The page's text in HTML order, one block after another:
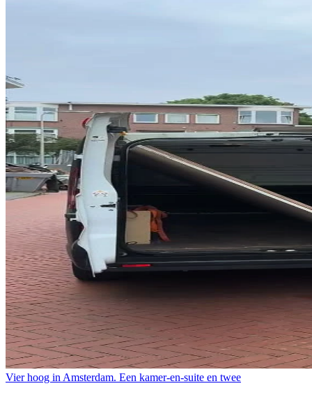
Vier hoog in Amsterdam. Een kamer-en-suite en twee